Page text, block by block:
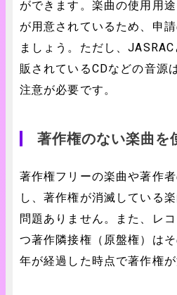
ができます。楽曲の使用用
が用意されているため、申
ましょう。ただし、
販されているCDなどの音源
注意が必要です。
著作権のない楽曲を
著作権フリーの楽曲や著作
し、著作権が消滅している
問題ありません。また、レ
つ著作隣接権（原盤権）は
年が経過した時点で著作権が